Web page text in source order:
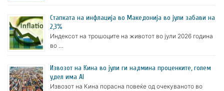
Стапката на инфлација во Македонија во јули забави на
2,3%
Индексот на трошоците на животот во јули 2026 година
во …
Извозот на Кина во јули ги надмина проценките, голем
удел има AI
Извозот на Кина порасна повеќе од очекуваното во